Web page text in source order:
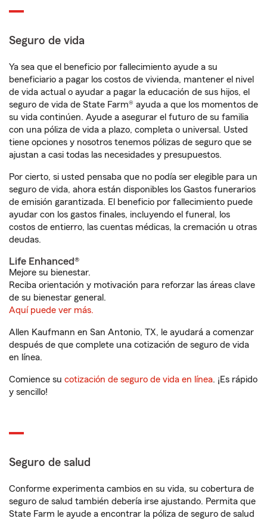
Seguro de vida
Ya sea que el beneficio por fallecimiento ayude a su
beneficiario a pagar los costos de vivienda, mantener el nivel
de vida actual o ayudar a pagar la educación de sus hijos, el
seguro de vida de State Farm® ayuda a que los momentos de
su vida continúen. Ayude a asegurar el futuro de su familia
con una póliza de vida a plazo, completa o universal. Usted
tiene opciones y nosotros tenemos pólizas de seguro que se
ajustan a casi todas las necesidades y presupuestos.
Por cierto, si usted pensaba que no podía ser elegible para un
seguro de vida, ahora están disponibles los Gastos funerarios
de emisión garantizada. El beneficio por fallecimiento puede
ayudar con los gastos finales, incluyendo el funeral, los
costos de entierro, las cuentas médicas, la cremación u otras
deudas.
Life Enhanced®
Mejore su bienestar.
Reciba orientación y motivación para reforzar las áreas clave
de su bienestar general.
Aquí puede ver más.
Allen Kaufmann en San Antonio, TX, le ayudará a comenzar
después de que complete una cotización de seguro de vida
en línea.
Comience su cotización de seguro de vida en línea. ¡Es rápido
y sencillo!
Seguro de salud
Conforme experimenta cambios en su vida, su cobertura de
seguro de salud también debería irse ajustando. Permita que
State Farm le ayude a encontrar la póliza de seguro de salud